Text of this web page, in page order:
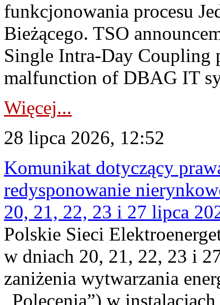
funkcjonowania procesu
Bieżącego. TSO
Single Intra-Day Coupling
malfunction of DBAG IT
Więcej...
28 lipca 2026, 12:52
Komunikat dotyczący
redysponowanie
20, 21, 22, 23 i 27 lipca
Polskie Sieci
w dniach 20, 21, 22, 23 i
zaniżenia wytwarzania
„Polecenia”) w